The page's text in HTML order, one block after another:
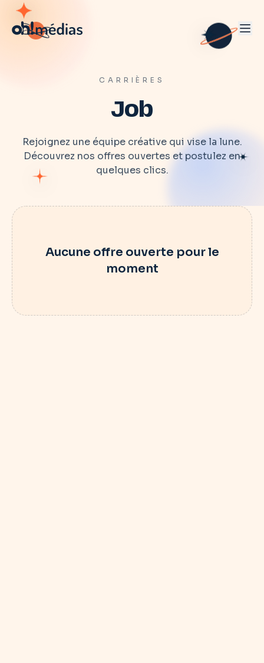
CARRIÈRES
Job
Rejoignez une équipe créative qui vise la lune.
Découvrez nos offres ouvertes et postulez en
quelques clics.
Aucune offre ouverte pour le
moment